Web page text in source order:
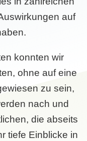
auf
konnten wir
ohne auf eine
zu sein,
nach und
die abseits
tiefe Einblicke in